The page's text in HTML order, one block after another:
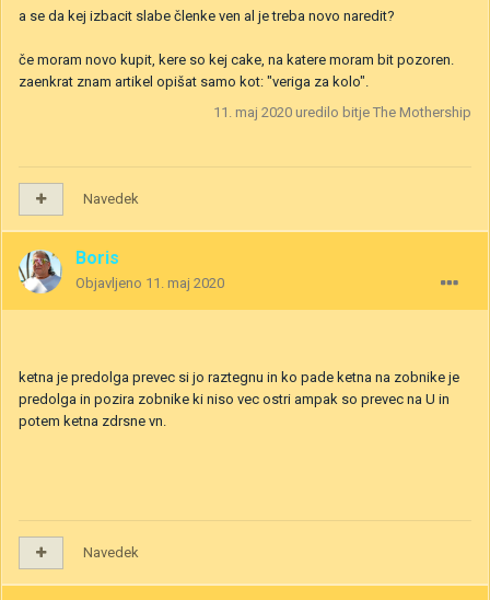
a se da kej izbacit slabe členke ven al je treba novo naredit?
če moram novo kupit, kere so kej cake, na katere moram bit pozoren.
zaenkrat znam artikel opišat samo kot: "veriga za kolo".
11. maj 2020 uredilo bitje The Mothership
Navedek
Boris
Objavljeno 11. maj 2020
ketna je predolga prevec si jo raztegnu in ko pade ketna na zobnike je
predolga in pozira zobnike ki niso vec ostri ampak so prevec na U in
potem ketna zdrsne vn.
Navedek